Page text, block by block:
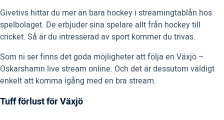
Givetivs hittar du mer än bara hockey i streamingtablån hos
spelbolaget. De erbjuder sina spelare allt från hockey till
cricket. Så är du intresserad av sport kommer du trivas.
Som ni ser finns det goda möjligheter att följa en Växjö –
Oskarshamn live stream online. Och det är dessutom väldigt
enkelt att komma igång med en bra stream.
Tuff förlust för Växjö